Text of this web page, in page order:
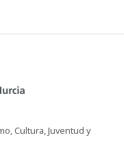
Cultura, Juventud y